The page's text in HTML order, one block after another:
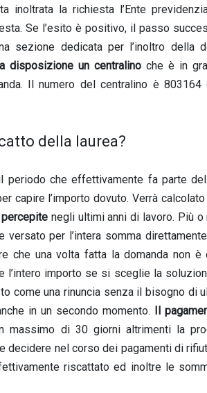
inoltrata la richiesta l’Ente
Se l’esito è positivo, il passo
sezione dedicata per l’inoltro della
disposizione un centralino che è in
Il numero del centralino è
della laurea?
periodo che effettivamente fa parte
capire l’importo dovuto. Verrà calcolato
negli ultimi anni di lavoro. Più o
per l’intera somma
che una volta fatta la domanda non
l’intero importo se si sceglie la
come una rinuncia senza il bisogno di
in un secondo momento. Il
massimo di 30 giorni altrimenti la
decidere nel corso dei pagamenti di
riscattato ed inoltre le